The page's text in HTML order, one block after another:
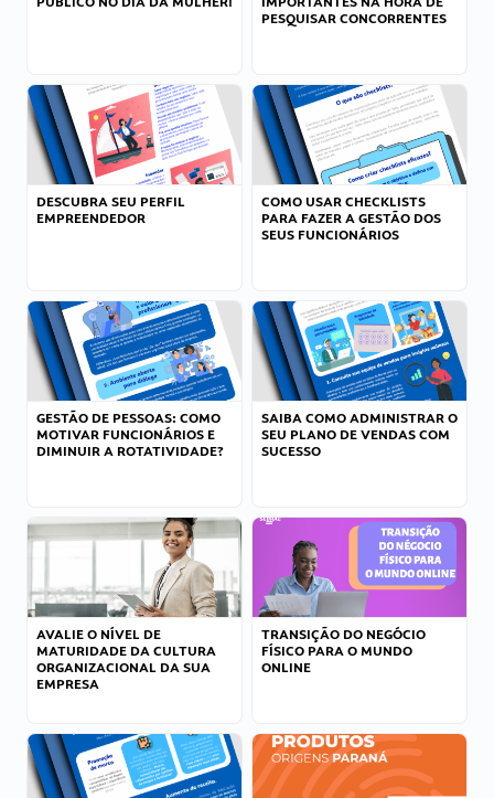
PESQUISAR CONCORRENTES
DESCUBRA SEU PERFIL
EMPREENDEDOR
COMO USAR CHECKLISTS
PARA FAZER A GESTÃO DOS
SEUS FUNCIONÁRIOS
GESTÃO DE PESSOAS: COMO
MOTIVAR FUNCIONÁRIOS E
DIMINUIR A ROTATIVIDADE?
SAIBA COMO ADMINISTRAR O
SEU PLANO DE VENDAS COM
SUCESSO
AVALIE O NÍVEL DE
MATURIDADE DA CULTURA
ORGANIZACIONAL DA SUA
EMPRESA
TRANSIÇÃO DO NEGÓCIO
FÍSICO PARA O MUNDO
ONLINE